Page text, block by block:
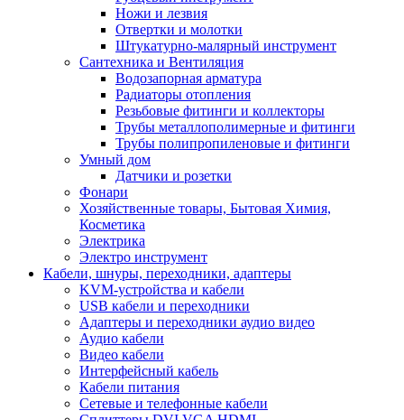
Ножи и лезвия
Отвертки и молотки
Штукатурно-малярный инструмент
Сантехника и Вентиляция
Водозапорная арматура
Радиаторы отопления
Резьбовые фитинги и коллекторы
Трубы металлополимерные и фитинги
Трубы полипропиленовые и фитинги
Умный дом
Датчики и розетки
Фонари
Хозяйственные товары, Бытовая Химия,
Косметика
Электрика
Электро инструмент
Кабели, шнуры, переходники, адаптеры
KVM-устройства и кабели
USB кабели и переходники
Адаптеры и переходники аудио видео
Аудио кабели
Видео кабели
Интерфейсный кабель
Кабели питания
Сетевые и телефонные кабели